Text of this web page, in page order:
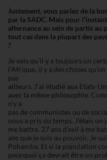
Justement, vous parlez de la
par la SADC. Mais pour
alternance au sein de partis au
tout cas dans la plupart des
?
Je vois qu’il y a toujours un
l’Afrique, il y a des choses
pas
ailleurs. J’ai étudié aux Etats-
avec la même philosophie.
n’y a
pas de communistes ou de
nous a pris du temps. J’étais
me battre. 27 ans d’exil à me
ans que je suis au pouvoir. Je
Pohamba. Et si la population
pourquoi ça devrait être un